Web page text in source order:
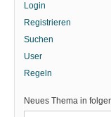
Login
Registrieren
Suchen
User
Regeln
Neues Thema in